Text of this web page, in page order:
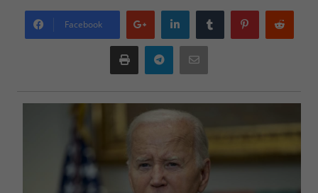
Facebook
Google
plus
LinkedIn Tumblr Pinterest
Print Telegram